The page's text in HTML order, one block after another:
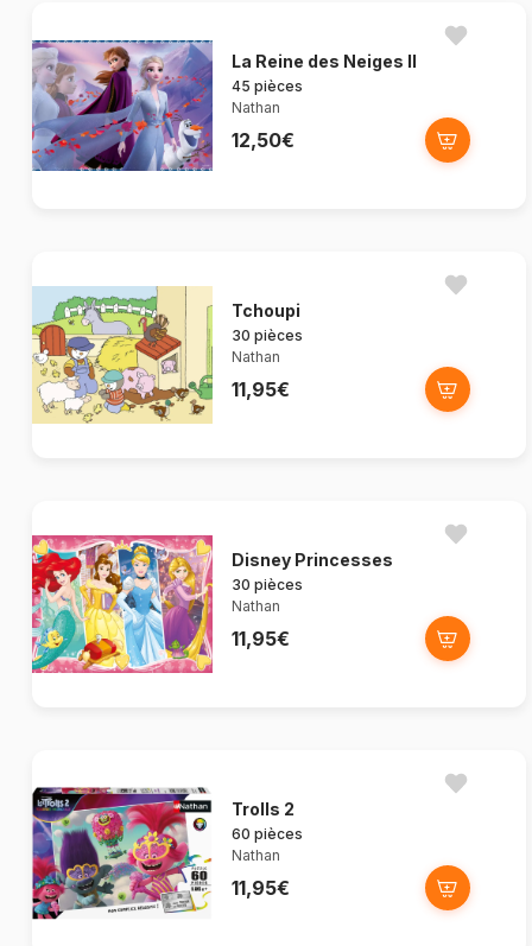
La Reine des Neiges II
45 pièces
Nathan
12,50€
Tchoupi
30 pièces
Nathan
11,95€
Disney Princesses
30 pièces
Nathan
11,95€
Trolls 2
60 pièces
Nathan
11,95€